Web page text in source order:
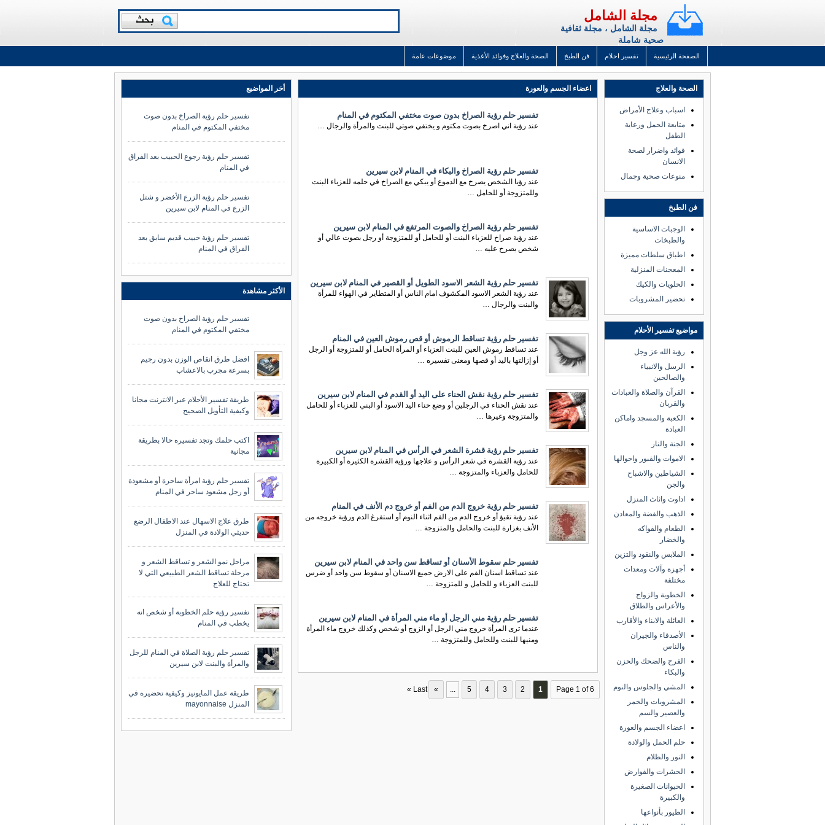
مجلة الشامل
مجلة الشامل ، مجلة ثقافية
صحية شاملة
الصفحة الرئيسية تفسير احلام فن الطبخ الصحة والعلاج وفوائد الأغذية موضوعات عامة
اعضاء الجسم والعورة
تفسير حلم رؤية الصراخ بدون صوت مختفي المكتوم في المنام
عند رؤية اني اصرخ بصوت مكتوم و يختفي صوتي للبنت والمرأة والرجال …
تفسير حلم رؤية الصراخ والبكاء في المنام لابن سيرين
عند رؤيا الشخص يصرخ مع الدموع أو يبكي مع الصراخ في حلمه للعزباء البنت
وللمتزوجة أو للحامل …
تفسير حلم رؤية الصراخ والصوت المرتفع في المنام لابن سيرين
عند رؤية صراخ للعزباء البنت أو للحامل أو للمتزوجة أو رجل بصوت عالي أو
شخص يصرخ عليه …
تفسير حلم رؤية الشعر الاسود الطويل أو القصير في المنام لابن سيرين
عند رؤية الشعر الاسود المكشوف امام الناس أو المتطاير في الهواء للمرأة
والبنت والرجال …
تفسير حلم رؤية تساقط الرموش أو قص رموش العين في المنام
عند تساقط رموش العين للبنت العزباء أو المرأة الحامل أو للمتزوجة أو الرجل
أو إزالتها باليد أو قصها ومعنى تفسيره …
تفسير حلم رؤية نقش الحناء على اليد أو القدم في المنام لابن سيرين
عند نقش الحناء في الرجلين أو وضع حناء اليد الاسود أو البني للعزباء أو للحامل
والمتزوجة وغيرها …
تفسير حلم رؤية قشرة الشعر في الرأس في المنام لابن سيرين
عند رؤية القشرة في شعر الرأس و علاجها ورؤية القشرة الكثيرة أو الكبيرة
للحامل والعزباء والمتزوجة …
تفسير حلم رؤية خروج الدم من الفم أو خروج دم الأنف في المنام
عند رؤية تقيؤ أو خروج الدم من الفم اثناء النوم أو استفرغ الدم ورؤية خروجه من
الأنف بغزارة للبنت والحامل والمتزوجة …
تفسير حلم سقوط الأسنان أو تساقط سن واحد في المنام لابن سيرين
عند تساقط اسنان الفم على الارض جميع الاسنان أو سقوط سن واحد أو ضرس
للبنت العزباء و للحامل و للمتزوجة …
تفسير حلم رؤية مني الرجل أو ماء مني المرأة في المنام لابن سيرين
عندما ترى المرأة خروج مني الرجل أو الزوج أو شخص وكذلك خروج ماء المرأة
ومنيها للبنت وللحامل وللمتزوجة …
Page 1 of 6
1
2
3
4
5
...
»
Last »
الصحة والعلاج
اسباب وعلاج الأمراض
متابعة الحمل ورعاية
الطفل
فوائد واضرار لصحة
الانسان
منوعات صحية وجمال
فن الطبخ
الوجبات الاساسية
والطبخات
اطباق سلطات مميزة
المعجنات المنزلية
الحلويات والكيك
تحضير المشروبات
مواضيع تفسير الأحلام
رؤية الله عز وجل
الرسل والانبياء
والصالحين
القرآن والصلاة والعبادات
والقربان
الكعبة والمسجد واماكن
العبادة
الجنة والنار
الاموات والقبور واحوالها
الشياطين والاشباح
والجن
اداوت واثاث المنزل
الذهب والفضة والمعادن
الطعام والفواكه
والخضار
الملابس والنقود والتزين
أجهزة وآلات ومعدات
مختلفة
الخطوبة والزواج
والأعراس والطلاق
العائلة والابناء والأقارب
الأصدقاء والجيران
والناس
الفرح والضحك والحزن
والبكاء
المشي والجلوس والنوم
المشروبات والخمر
والعصير والسم
اعضاء الجسم والعورة
حلم الحمل والولادة
النور والظلام
الحشرات والقوارض
الحيوانات الصغيرة
والكبيرة
الطيور بأنواعها
أخر المواضيع
تفسير حلم رؤية الصراخ بدون صوت
مختفي المكتوم في المنام
تفسير حلم رؤية رجوع الحبيب بعد الفراق
في المنام
تفسير حلم رؤية الزرع الأخضر و شتل
الزرع في المنام لابن سيرين
تفسير حلم رؤية حبيب قديم سابق بعد
الفراق في المنام
الأكثر مشاهدة
تفسير حلم رؤية الصراخ بدون صوت
مختفي المكتوم في المنام
افضل طرق انقاص الوزن بدون رجيم
بسرعة مجرب بالاعشاب
طريقة تفسير الأحلام عبر الانترنت مجانا
وكيفية التأويل الصحيح
اكتب حلمك وتجد تفسيره حالا بطريقة
مجانية
تفسير حلم رؤية امرأة ساحرة أو مشعوذة
أو رجل مشعوذ ساحر في المنام
طرق علاج الاسهال عند الاطفال الرضع
حديثي الولادة في المنزل
مراحل نمو الشعر و تساقط الشعر و
مرحلة تساقط الشعر الطبيعي التي لا
تحتاج للعلاج
تفسير رؤية حلم الخطوبة أو شخص انه
يخطب في المنام
تفسير حلم رؤية الصلاة في المنام للرجل
والمرأة والبنت لابن سيرين
طريقة عمل المايونيز وكيفية تحضيره في
المنزل mayonnaise